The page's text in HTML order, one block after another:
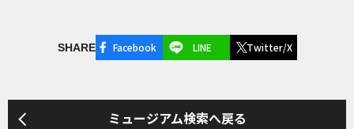
SHARE Facebook LINE Twitter/X
ミュージアム検索へ戻る